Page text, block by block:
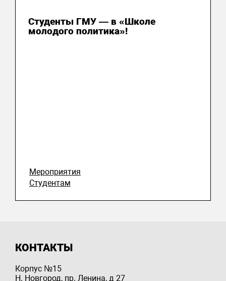
Студенты ГМУ — в «Школе
молодого политика»!
Мероприятия
Студентам
КОНТАКТЫ
Корпус №15
Н. Новгород, пр. Ленина, д 27